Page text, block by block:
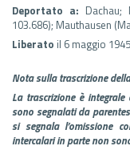
Deportato a: Dachau;
103.686); Mauthausen
Liberato il 6 maggio
Nota sulla trascrizione
La trascrizione è integrale
sono segnalati da
si segnala l’omissione
intercalari in parte non